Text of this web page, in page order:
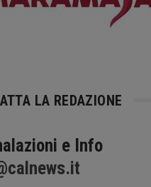
LA REDAZIONE
e Info